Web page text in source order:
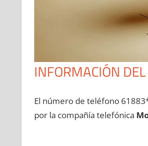
INFORMACIÓN
El número dе teléfono
pοr la compañía telefónica